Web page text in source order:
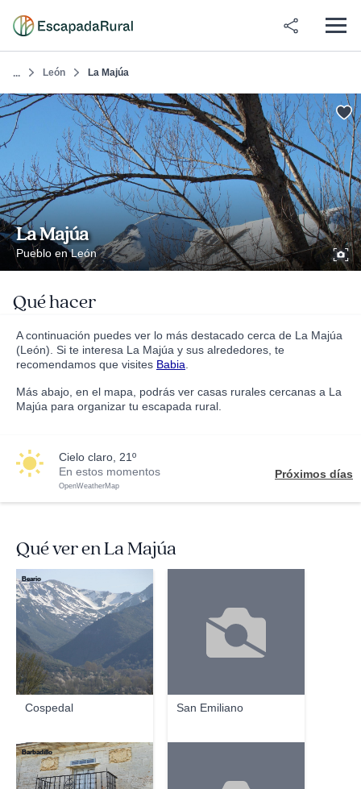
... León La Majúa
La Majúa
Pueblo en León
Qué hacer
A continuación puedes ver lo más destacado cerca de La Majúa
(León). Si te interesa La Majúa y sus alrededores, te
recomendamos que visites Babia
Más abajo, en el mapa, podrás ver casas rurales cercanas a La
Majúa para organizar tu escapada rural.
cielo claro, 21º
En estos momentos
OpenWeatherMap
Próximos días
Qué ver en La Majúa
Cospedal
Beario
San Emiliano
Barbadillo